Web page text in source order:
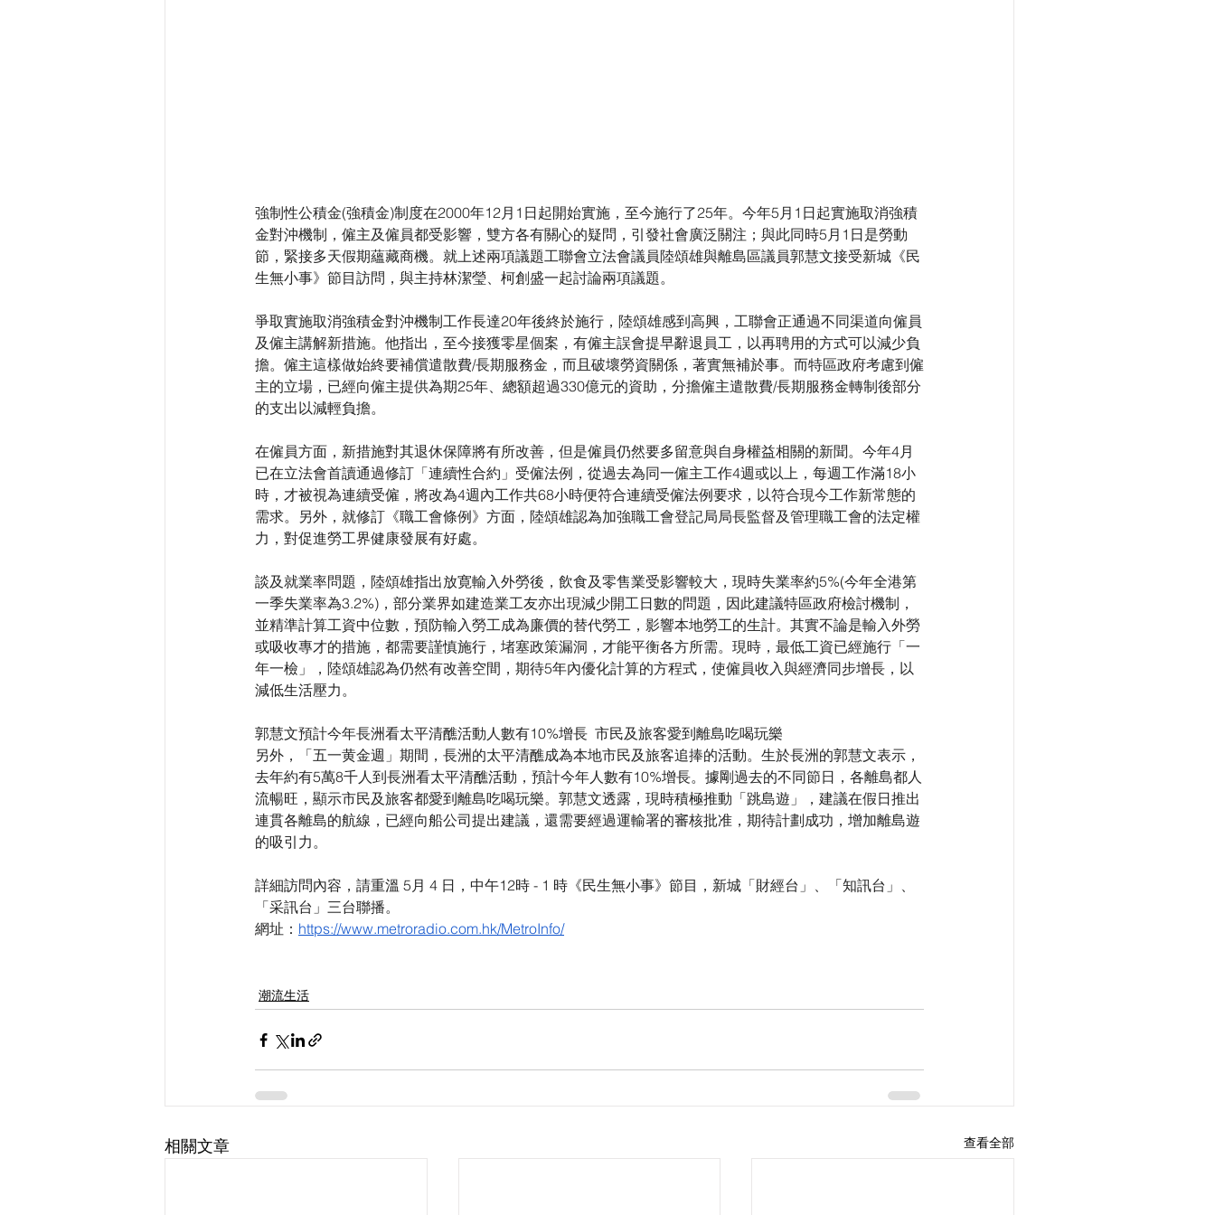
強制性公積金(強積金)制度在2000年12月1日起開始實施，至今施行了25年。今年5月1日起實施取消強積
金對沖機制，僱主及僱員都受影響，雙方各有關心的疑問，引發社會廣泛關注；與此同時5月1日是勞動
節，緊接多天假期蘊藏商機。就上述兩項議題工聯會立法會議員陸頌雄與離島區議員郭慧文接受新城《民
生無小事》節目訪問，與主持林潔瑩、柯創盛一起討論兩項議題。
爭取實施取消強積金對沖機制工作長達20年後終於施行，陸頌雄感到高興，工聯會正通過不同渠道向僱員
及僱主講解新措施。他指出，至今接獲零星個案，有僱主誤會提早辭退員工，以再聘用的方式可以減少負
擔。僱主這樣做始終要補償遣散費/長期服務金，而且破壞勞資關係，著實無補於事。而特區政府考慮到僱
主的立場，已經向僱主提供為期25年、總額超過330億元的資助，分擔僱主遣散費/長期服務金轉制後部分
的支出以減輕負擔。
在僱員方面，新措施對其退休保障將有所改善，但是僱員仍然要多留意與自身權益相關的新聞。今年4月
已在立法會首讀通過修訂「連續性合約」受僱法例，從過去為同一僱主工作4週或以上，每週工作滿18小
時，才被視為連續受僱，將改為4週內工作共68小時便符合連續受僱法例要求，以符合現今工作新常態的
需求。另外，就修訂《職工會條例》方面，陸頌雄認為加強職工會登記局局長監督及管理職工會的法定權
力，對促進勞工界健康發展有好處。
談及就業率問題，陸頌雄指出放寛輸入外勞後，飲食及零售業受影響較大，現時失業率約5%(今年全港第
一季失業率為3.2%)，部分業界如建造業工友亦出現減少開工日數的問題，因此建議特區政府檢討機制，
並精準計算工資中位數，預防輸入勞工成為廉價的替代勞工，影響本地勞工的生計。其實不論是輸入外勞
或吸收專才的措施，都需要謹慎施行，堵塞政策漏洞，才能平衡各方所需。現時，最低工資已經施行「一
年一檢」，陸頌雄認為仍然有改善空間，期待5年內優化計算的方程式，使僱員收入與經濟同步增長，以
減低生活壓力。
郭慧文預計今年長洲看太平清醮活動人數有10%增長  市民及旅客愛到離島吃喝玩樂
另外，「五一黄金週」期間，長洲的太平清醮成為本地市民及旅客追捧的活動。生於長洲的郭慧文表示，
去年約有5萬8千人到長洲看太平清醮活動，預計今年人數有10%增長。據剛過去的不同節日，各離島都人
流暢旺，顯示市民及旅客都愛到離島吃喝玩樂。郭慧文透露，現時積極推動「跳島遊」，建議在假日推出
連貫各離島的航線，已經向船公司提出建議，還需要經過運輸署的審核批准，期待計劃成功，增加離島遊
的吸引力。
詳細訪問內容，請重溫 5月 4 日，中午12時 - 1 時《民生無小事》節目，新城「財經台」、「知訊台」、
「采訊台」三台聯播。
網址： https://www.metroradio.com.hk/MetroInfo/
潮流生活
相關文章 查看全部